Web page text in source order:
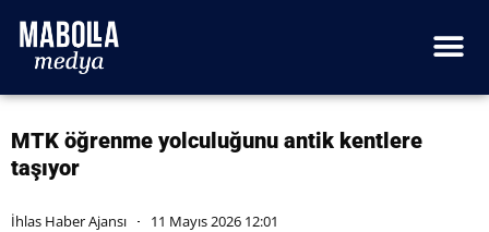
MTK öğrenme yolculuğunu antik kentlere
taşıyor
İhlas Haber Ajansı 11 Mayıs 2026 12:01